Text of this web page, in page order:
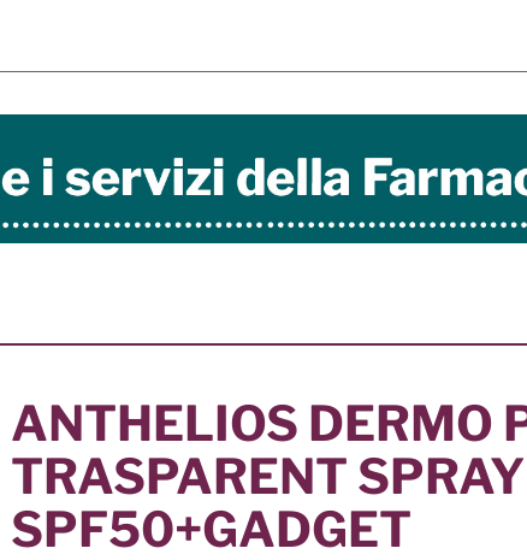
ANTHELIOS DERMO
TRASPARENT SPRAY
SPF50+GADGET